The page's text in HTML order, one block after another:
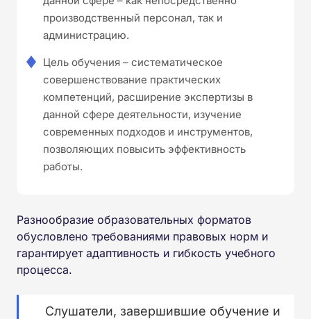
производственный персонал, так и
администрацию.
Цель обучения – систематическое
совершенствование практических
компетенций, расширение экспертизы в
данной сфере деятельности, изучение
современных подходов и инструментов,
позволяющих повысить эффективность
работы.
Разнообразие образовательных форматов
обусловлено требованиями правовых норм и
гарантирует адаптивность и гибкость учебного
процесса.
Слушатели, завершившие обучение и